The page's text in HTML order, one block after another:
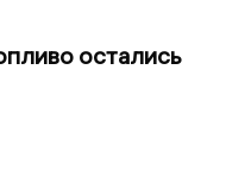
остались